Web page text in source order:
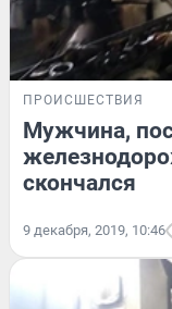
ПРОИСШЕСТВИЯ
Мужчина,
скончался
9 декабря, 2019, 10:46